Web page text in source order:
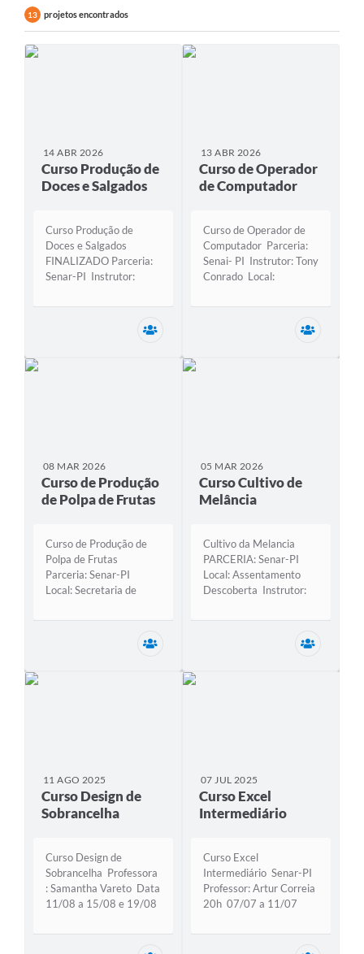
13 projetos encontrados
14 ABR 2026
Curso Produção de
Doces e Salgados
Curso Produção de
Doces e Salgados
FINALIZADO Parceria:
Senar-PI Instrutor:
14/04 a 17/04 Carga
Secretaria Municipal de
13 ABR 2026
Curso de Operador
de Computador
Curso de Operador de
Computador Parceria:
Senai- PI Instrutor: Tony
Conrado Local:
Desenvolvimento Total
08 MAR 2026
Curso de Produção
de Polpa de Frutas
Curso de Produção de
Polpa de Frutas
Parceria: Senar-PI
Local: Secretaria de
horária: 32h Data:
Secretaria Municipal de
05 MAR 2026
Curso Cultivo de
Melância
Cultivo da Melancia
PARCERIA: Senar-PI
Local: Assentamento
Descoberta Instrutor:
08/03 Total de alunos:
11 AGO 2025
Curso Design de
Sobrancelha
Curso Design de
Sobrancelha Professora
: Samantha Vareto Data
11/08 a 15/08 e 19/08
de Design de
Sobrancelhas ofertado
07 JUL 2025
Curso Excel
Intermediário
Curso Excel
Intermediário Senar-PI
Professor: Artur Correia
20h 07/07 a 11/07
total Com o objetivo de